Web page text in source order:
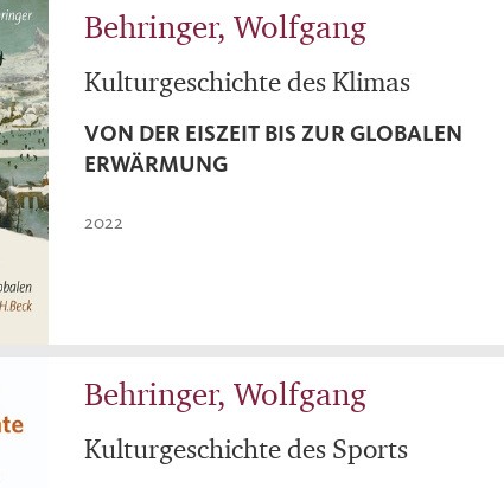
Behringer, Wolfgang
Kulturgeschichte des Klimas
VON DER EISZEIT BIS ZUR GLOBALEN
ERWÄRMUNG
2022
Behringer, Wolfgang
Kulturgeschichte des Sports